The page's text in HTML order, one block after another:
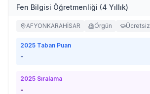
Fen Bilgisi Öğretmenliği (4 Yıllık)
AFYONKARAHİSAR Örgün Ücretsiz
2025 Taban Puan
-
2025 Sıralama
-